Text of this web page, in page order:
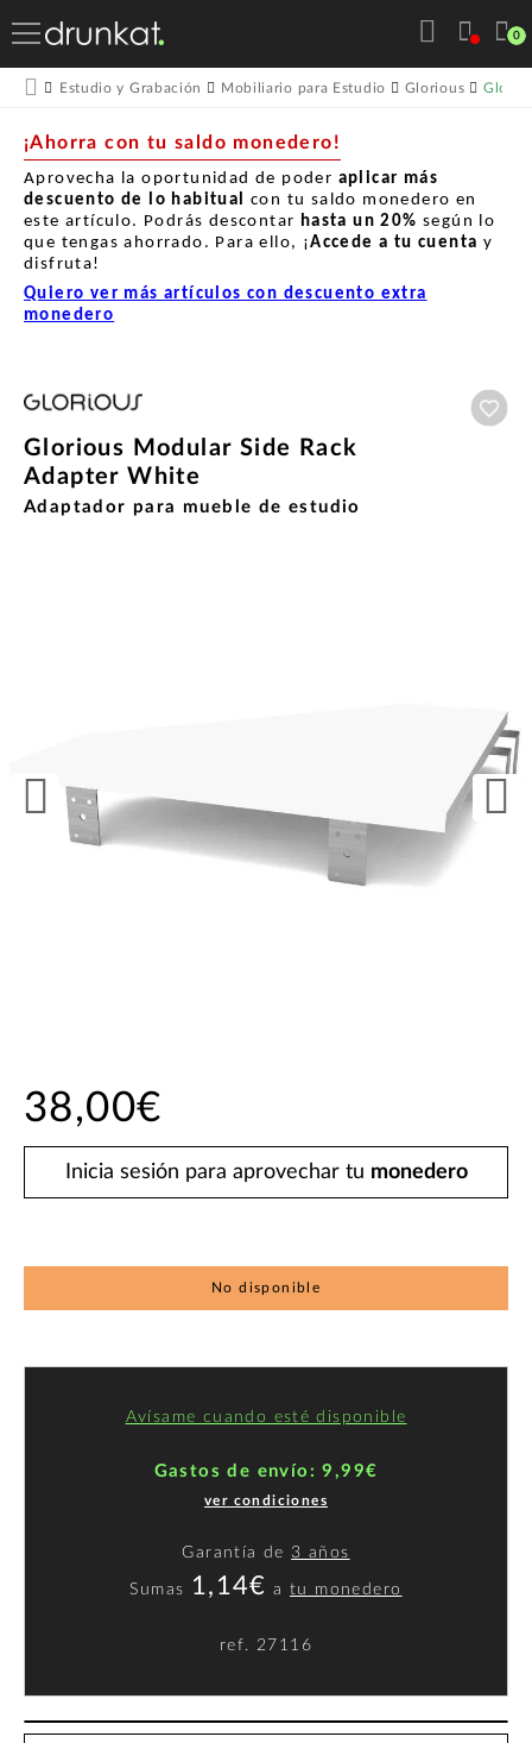
0
Estudio y Grabación Mobiliario para Estudio Glorious
¡Ahorra con tu saldo monedero!
Aprovecha la oportunidad de poder aplicar más
descuento de lo habitual con tu saldo monedero en
este artículo. Podrás descontar hasta un 20% según lo
que tengas ahorrado. Para ello, ¡Accede a tu cuenta y
disfruta!
Quiero ver más artículos con descuento extra
monedero
Glorious Modular Side Rack
Adapter White
Adaptador para mueble de estudio
38,00€
Inicia sesión para aprovechar tu monedero
No disponible
Avísame cuando esté disponible
Gastos de envío: 9,99€
ver condiciones
Garantía de 3 años
Sumas 1,14€ atu monedero
ref. 27116